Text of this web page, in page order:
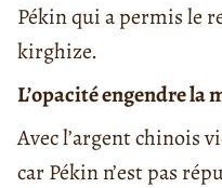
Pékin qui a permis le
kirghize.
L’opacité engendre la
Avec l’argent chinois
car Pékin n’est pas